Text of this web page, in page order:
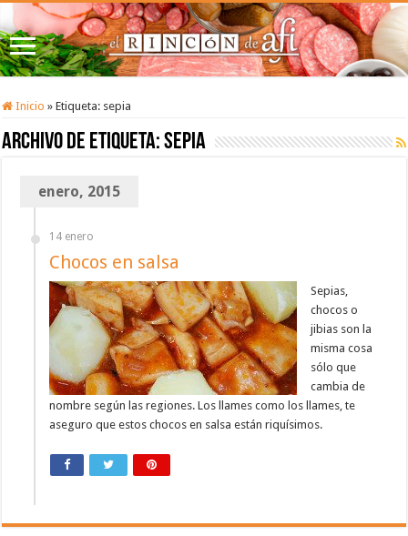
Inicio » Etiqueta: sepia
Archivo de etiqueta:sepia
enero, 2015
14 enero
Chocos en salsa
Sepias,
chocos o
jibias son la
misma cosa
sólo que
cambia de
nombre según las regiones. Los llames como los llames, te
aseguro que estos chocos en salsa están riquísimos.